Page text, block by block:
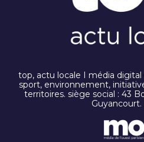
top, actu locale I média
sport, environnement,
territoires. siège social : 43
Guyancourt.